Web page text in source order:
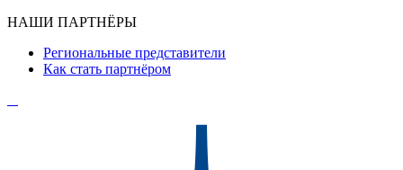
НАШИ ПАРТНЁРЫ
Региональные представители
Как стать партнёром